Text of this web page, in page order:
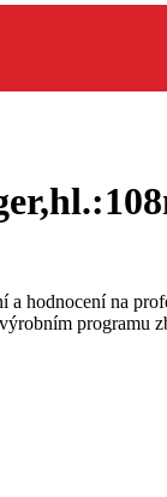
a hodnocení na
programu